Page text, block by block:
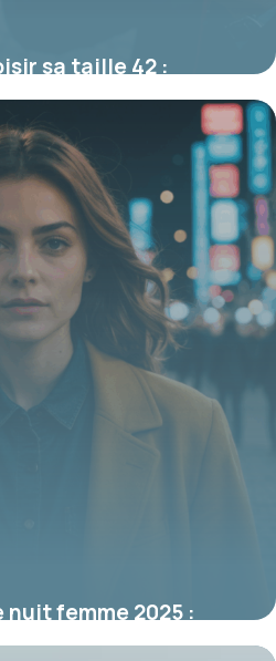
sa taille 42 :
nuit femme 2025 :